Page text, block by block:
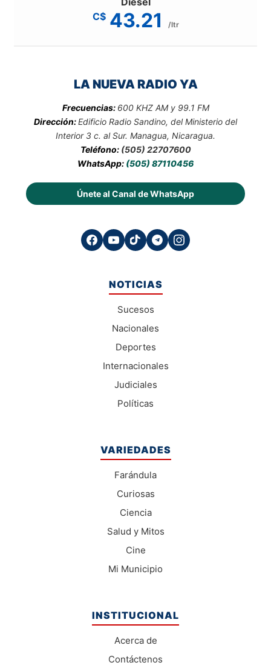
C$ 43.21 /ltr
LA NUEVA RADIO YA
Frecuencias: 600 KHZ AM y 99.1 FM
Dirección:Edificio Radio Sandino, del Ministerio del
Interior 3 c. al Sur. Managua, Nicaragua.
Teléfono: (505) 22707600
WhatsApp: (505) 87110456
Únete al Canal de WhatsApp
NOTICIAS
Sucesos
Nacionales
Deportes
Internacionales
Judiciales
Políticas
VARIEDADES
Farándula
Curiosas
Ciencia
Salud y Mitos
Cine
Mi Municipio
INSTITUCIONAL
Acerca de
Contáctenos